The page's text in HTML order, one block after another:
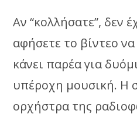
Αν “κολλήσατε”, δεν
αφήσετε το βίντεο να
κάνει παρέα για
υπέροχη μουσική. Η
ορχήστρα της